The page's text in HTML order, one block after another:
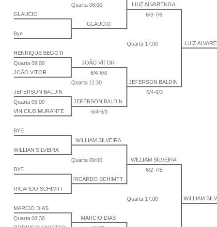
Quarta 08:00
LUIZ ALVARENGA
GLAUCIO
6/3-7/6
GLAUCIO
Bye
Quarta 17:00
LUIZ
HENRIQUE BEGOTI
Quarta 09:00
JOÃO VITOR
JOÃO VITOR
6/4-6/0
Quarta 11:30
JEFERSON BALDIN
JEFERSON BALDIN
6/4-6/3
Quarta 09:00
JEFERSON BALDIN
VINICIUS MURANTE
6/4-6/3
BYE
WILLIAM SILVEIRA
WILLIAN SILVEIRA
Quarta 09:00
WILLIAM SILVEIRA
BYE
6/2-7/5
RICARDO SCHIMTT
RICARDO SCHIMTT
Quarta 17:00
WILLIAM
MARCIO DIAS
Quarta 08:30
MARCIO DIAS